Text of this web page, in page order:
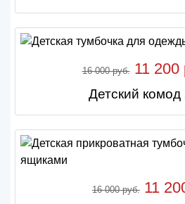
16 000 руб.11 200
Детский комод
16 000 руб. 11